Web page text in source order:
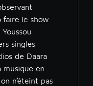
faire le show
singles
de Daara
musique en
n’éteint pas